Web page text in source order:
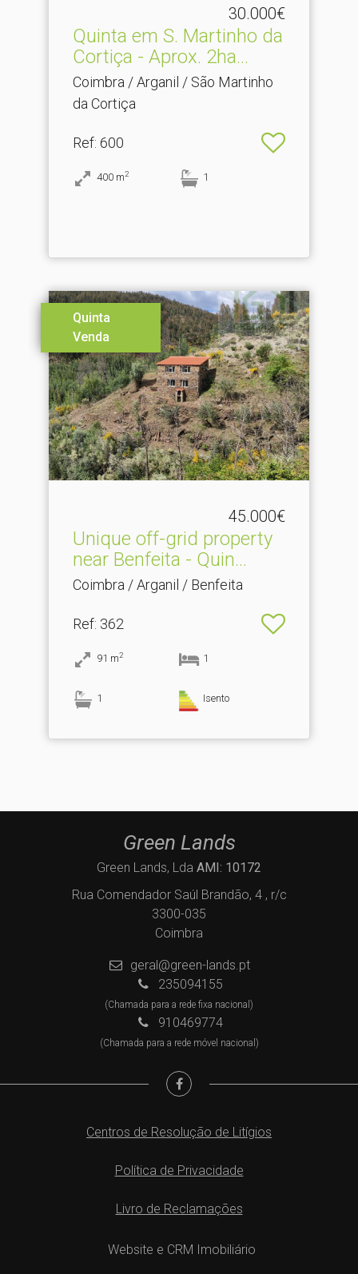
30.000€
Quinta em S.​ Martinho da
Cortiça - Aprox. 2ha...
Coimbra / Arganil / São Martinho
da Cortiça
Ref: 600
400 m2 1
Quinta
Venda
45.000€
Unique off-grid property
near Benfeita - Quin.​..
Coimbra / Arganil / Benfeita
Ref: 362
91 m2 1
1 Isento
Green Lands
Green Lands, Lda AMI: 10172
Rua Comendador Saúl Brandão, 4 , r/c
3300-035
Coimbra
geral@green-lands.pt
235094155
(Chamada para a rede fixa nacional)
910469774
(Chamada para a rede móvel nacional)
Centros de Resolução de Litígios
Política de Privacidade
Livro de Reclamações
Website e CRM Imobiliário